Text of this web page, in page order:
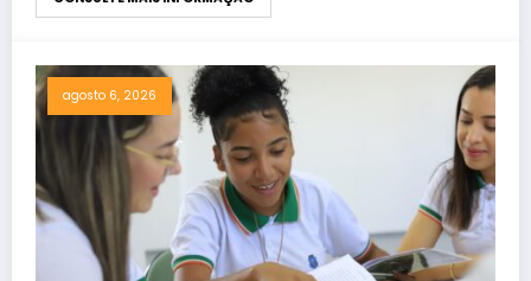
agosto 6, 2026